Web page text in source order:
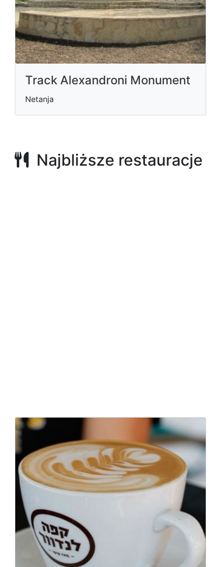
Track Alexandroni Monument
Netanja
Najbliższe restauracje